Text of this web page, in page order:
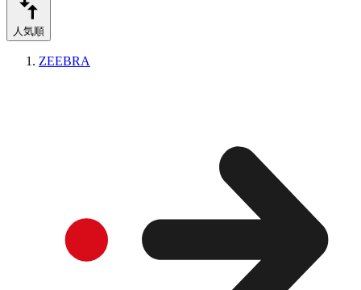
人気順
ZEEBRA